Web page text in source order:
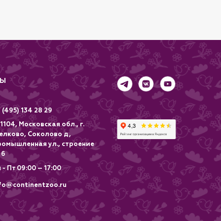
(495) 134 28 29
Московская обл., г.
Соколово д,
ул., строение
- Пт 09:00 – 17:00